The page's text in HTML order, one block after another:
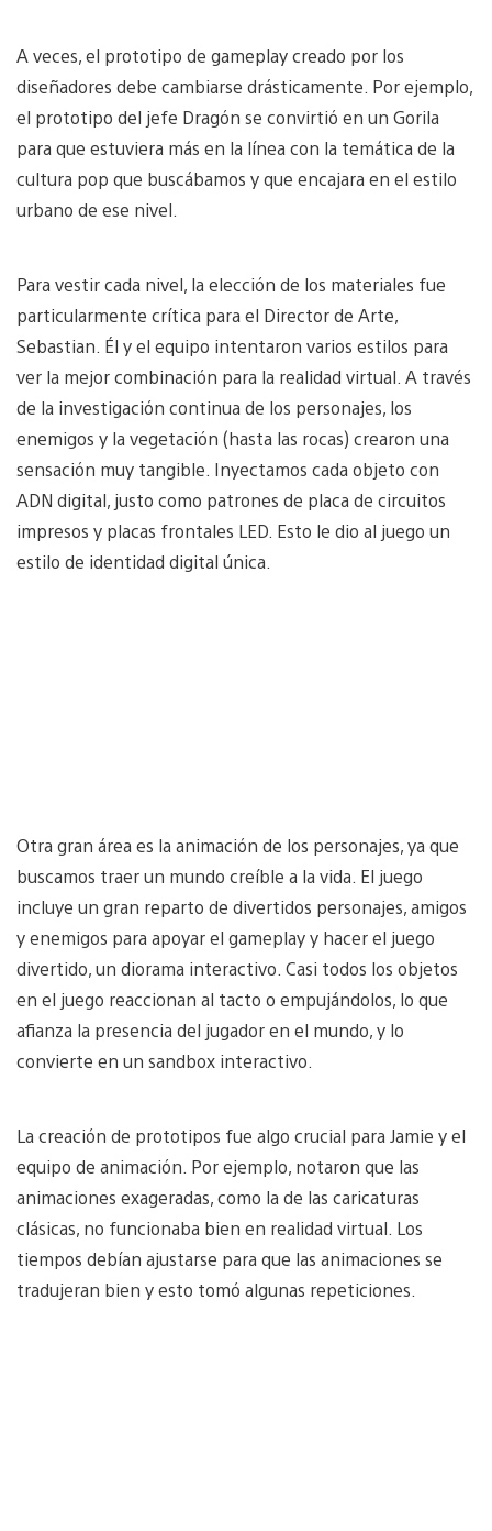
A veces, el prototipo de gameplay creado por los
diseñadores debe cambiarse drásticamente. Por ejemplo,
el prototipo del jefe Dragón se convirtió en un Gorila
para que estuviera más en la línea con la temática de la
cultura pop que buscábamos y que encajara en el estilo
urbano de ese nivel.
Para vestir cada nivel, la elección de los materiales fue
particularmente crítica para el Director de Arte,
Sebastian. Él y el equipo intentaron varios estilos para
ver la mejor combinación para la realidad virtual. A través
de la investigación continua de los personajes, los
enemigos y la vegetación (hasta las rocas) crearon una
sensación muy tangible. Inyectamos cada objeto con
ADN digital, justo como patrones de placa de circuitos
impresos y placas frontales LED. Esto le dio al juego un
estilo de identidad digital única.
Otra gran área es la animación de los personajes, ya que
buscamos traer un mundo creíble a la vida. El juego
incluye un gran reparto de divertidos personajes, amigos
y enemigos para apoyar el gameplay y hacer el juego
divertido, un diorama interactivo. Casi todos los objetos
en el juego reaccionan al tacto o empujándolos, lo que
afianza la presencia del jugador en el mundo, y lo
convierte en un sandbox interactivo.
La creación de prototipos fue algo crucial para Jamie y el
equipo de animación. Por ejemplo, notaron que las
animaciones exageradas, como la de las caricaturas
clásicas, no funcionaba bien en realidad virtual. Los
tiempos debían ajustarse para que las animaciones se
tradujeran bien y esto tomó algunas repeticiones.